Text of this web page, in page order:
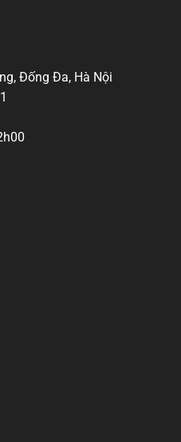
Đống Đa, Hà Nội